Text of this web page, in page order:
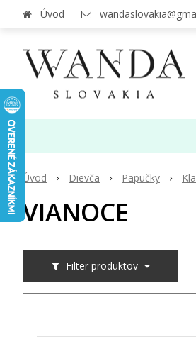
Úvod
Úvod Dievča Papučky
VIANOCE
Filter produktov